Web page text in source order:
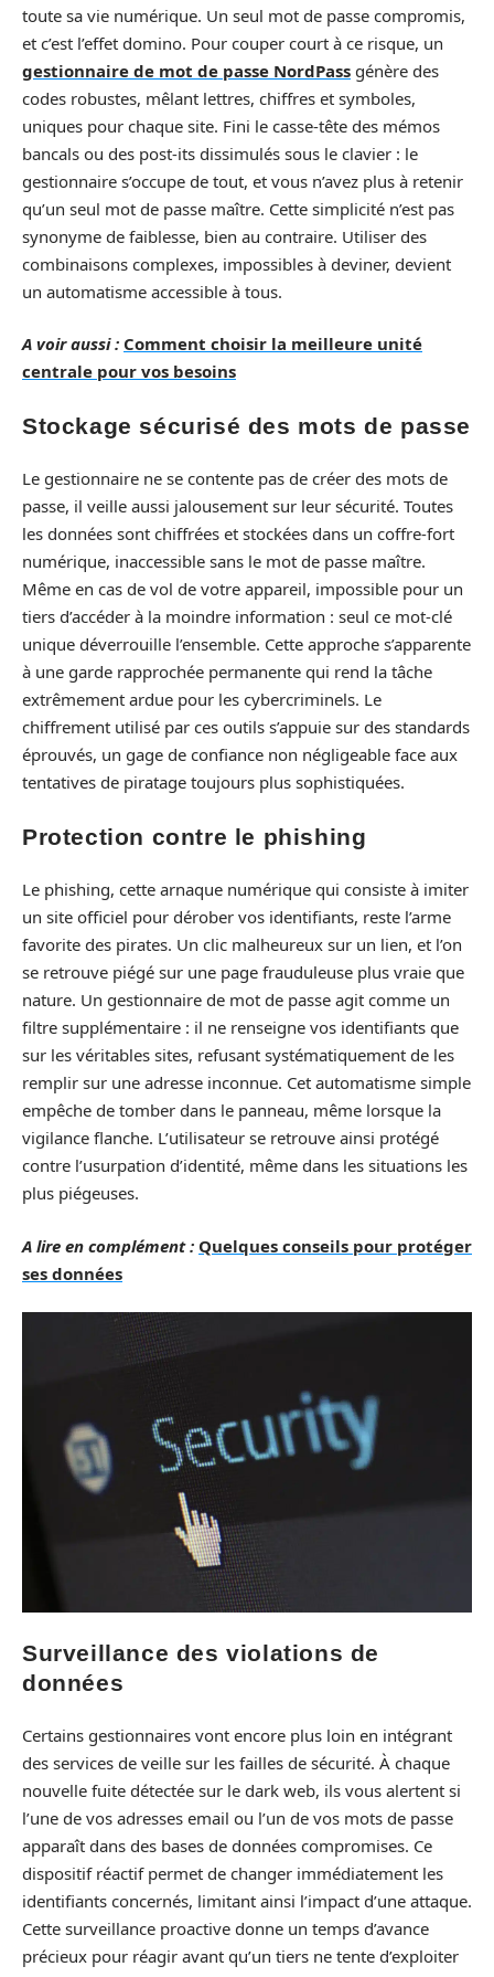
toute sa vie numérique. Un seul mot de passe compromis,
et c’est l’effet domino. Pour couper court à ce risque, un
gestionnaire de mot de passe NordPass génère des
codes robustes, mêlant lettres, chiffres et symboles,
uniques pour chaque site. Fini le casse-tête des mémos
bancals ou des post-its dissimulés sous le clavier : le
gestionnaire s’occupe de tout, et vous n’avez plus à retenir
qu’un seul mot de passe maître. Cette simplicité n’est pas
synonyme de faiblesse, bien au contraire. Utiliser des
combinaisons complexes, impossibles à deviner, devient
un automatisme accessible à tous.
A voir aussi : Comment choisir la meilleure unité
centrale pour vos besoins
Stockage sécurisé des mots de passe
Le gestionnaire ne se contente pas de créer des mots de
passe, il veille aussi jalousement sur leur sécurité. Toutes
les données sont chiffrées et stockées dans un coffre-fort
numérique, inaccessible sans le mot de passe maître.
Même en cas de vol de votre appareil, impossible pour un
tiers d’accéder à la moindre information : seul ce mot-clé
unique déverrouille l’ensemble. Cette approche s’apparente
à une garde rapprochée permanente qui rend la tâche
extrêmement ardue pour les cybercriminels. Le
chiffrement utilisé par ces outils s’appuie sur des standards
éprouvés, un gage de confiance non négligeable face aux
tentatives de piratage toujours plus sophistiquées.
Protection contre le phishing
Le phishing, cette arnaque numérique qui consiste à imiter
un site officiel pour dérober vos identifiants, reste l’arme
favorite des pirates. Un clic malheureux sur un lien, et l’on
se retrouve piégé sur une page frauduleuse plus vraie que
nature. Un gestionnaire de mot de passe agit comme un
filtre supplémentaire : il ne renseigne vos identifiants que
sur les véritables sites, refusant systématiquement de les
remplir sur une adresse inconnue. Cet automatisme simple
empêche de tomber dans le panneau, même lorsque la
vigilance flanche. L’utilisateur se retrouve ainsi protégé
contre l’usurpation d’identité, même dans les situations les
plus piégeuses.
A lire en complément : Quelques conseils pour protéger
ses données
Surveillance des violations de
données
Certains gestionnaires vont encore plus loin en intégrant
des services de veille sur les failles de sécurité. À chaque
nouvelle fuite détectée sur le dark web, ils vous alertent si
l’une de vos adresses email ou l’un de vos mots de passe
apparaît dans des bases de données compromises. Ce
dispositif réactif permet de changer immédiatement les
identifiants concernés, limitant ainsi l’impact d’une attaque.
Cette surveillance proactive donne un temps d’avance
précieux pour réagir avant qu’un tiers ne tente d’exploiter